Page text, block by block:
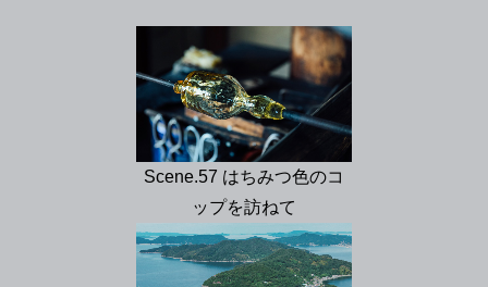
Scene.57 はちみつ色のコ
ップを訪ねて